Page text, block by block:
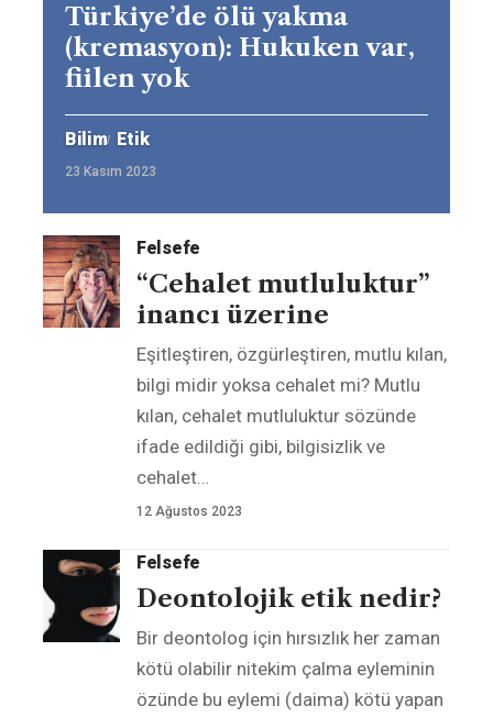
Türkiye’de ölü yakma
(kremasyon): Hukuken var,
fiilen yok
Bilim Etik
23 Kasım 2023
Felsefe
“Cehalet mutluluktur”
inancı üzerine
Eşitleştiren, özgürleştiren, mutlu kılan,
bilgi midir yoksa cehalet mi? Mutlu
kılan, cehalet mutluluktur sözünde
ifade edildiği gibi, bilgisizlik ve
cehalet
12 Ağustos 2023
Felsefe
Deontolojik etik nedir?
Bir deontolog için hırsızlık her zaman
kötü olabilir nitekim çalma eyleminin
özünde bu eylemi (daima) kötü yapan